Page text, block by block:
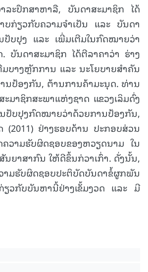
ລະປຶກສາຫາລື, ບັນດາສະມາຊິກ ໄດ້
ບກ່ຽວກັບຄວາມຈຳເປັນ ແລະ ບັນດາ
ປັບປຸງ ແລະ ເພີ່ມເຕີມໃນກົດໝາຍວ່າ
ບັນດາສະມາຊິກ ໄດ້ຕີລາຄາວ່າ ຮ່າງ
ບາງຫຼັກການ ແລະ ນະໂຍບາຍສຳຄັນ
ນປ້ອງກັນ, ຕ້ານການຄ້າມະນຸດ. ທ່ານ
ມາຊິກສະພາແຫ່ງຊາດ ແຂວງເລິມດົ່ງ
ບປຸງກົດໝາຍວ່າດ້ວຍການປ້ອງກັນ,
(2011) ຢ່າງຮອບດ້ານ ປະກອບສ່ວນ
ຄວາມຮັບຜິດຊອບຂອງຫວຽດນາມ ໃນ
ຍາສາກົນ ໃຫ້ດີຂຶ້ນກ່ວາເກົ່າ. ດັ່ງນັ້ນ,
ມຮັບຜິດຊອບປະຕິບັດບັນດາຂໍ້ຜູກພັນ
ວກັບບັນຫານີ້ຢ່າງເຂັ້ມງວດ ແລະ ມີ